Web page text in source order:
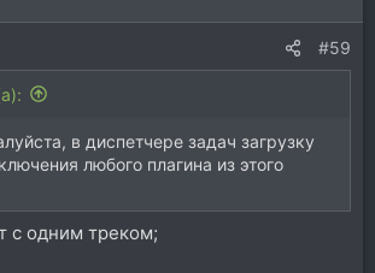
#59
в диспетчере задач загрузку
любого плагина из этого
с одним треком;